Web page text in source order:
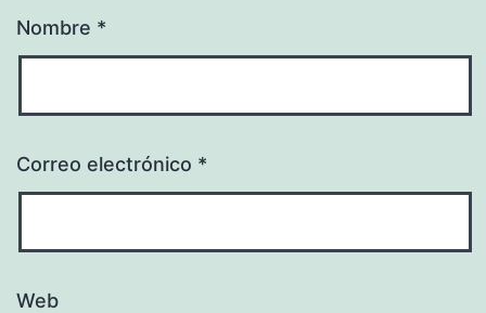
Nombre *
Correo electrónico *
Web